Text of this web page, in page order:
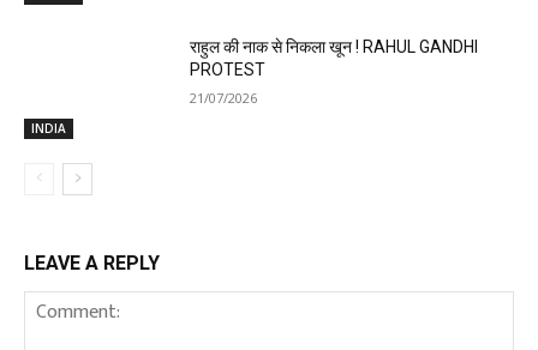
INDIA
राहुल की नाक से निकला खून ! RAHUL GANDHI
PROTEST
21/07/2026
LEAVE A REPLY